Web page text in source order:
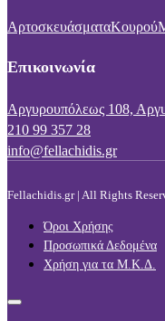
ΑρτοσκευάσματαΚουρού
Επικοινωνία
Αργυρουπόλεως 108,
210 99 357 28
info@fellachidis.gr
Fellachidis.gr | All Rights
Όροι Χρήσης
Προσωπικά Δεδομένα
Χρήση για τα Μ.Κ.Δ.